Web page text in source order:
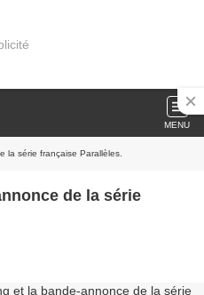
MENU
la série française Parallèles.
de la série